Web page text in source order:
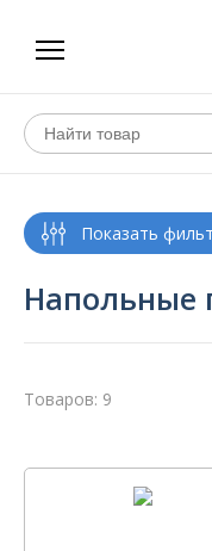
Напольные
Товаров: 9